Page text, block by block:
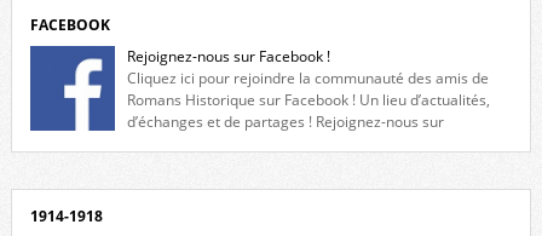
FACEBOOK
Rejoignez-nous sur Facebook !
Cliquez ici pour rejoindre la communauté des amis de
Romans Historique sur Facebook ! Un lieu d’actualités,
d’échanges et de partages ! Rejoignez-nous sur
1914-1918